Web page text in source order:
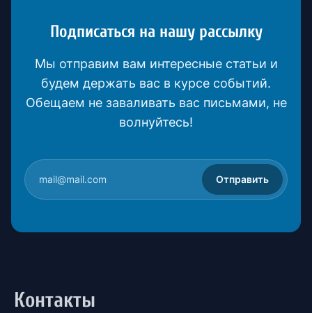
Подписаться на нашу рассылку
Мы отправим вам интересные статьи и
будем держать вас в курсе событий.
Обещаем не заваливать вас письмами, не
волнуйтесь!
Отправить
Контакты